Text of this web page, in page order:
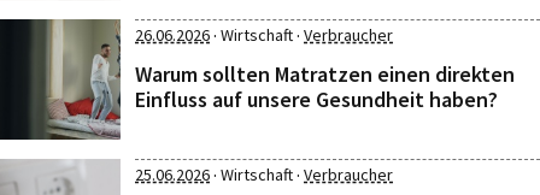
26.06.2026· Wirtschaft· Verbraucher
Warum sollten Matratzen einen direkten
Einfluss auf unsere Gesundheit haben?
25.06.2026· Wirtschaft· Verbraucher